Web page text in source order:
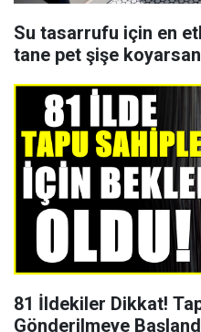
Su tasarrufu için en
tane pet şişe
81 İldekiler Dikkat!
Gönderilmeye